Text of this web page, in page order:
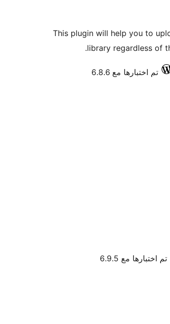
This plugin will help you to
library regardless of
تم اختبارها مع 6.8.6
تم اختبارها مع 6.9.5